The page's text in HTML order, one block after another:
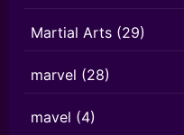
Martial Arts (29)
marvel (28)
mavel (4)